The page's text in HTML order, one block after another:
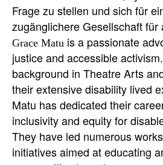
Frage zu stellen und sich für
Grace Matu is a passionate
justice and accessible
background in Theatre Arts
their extensive disability lived
Matu has dedicated their
inclusivity and equity for
They have led numerous
initiatives aimed at educating